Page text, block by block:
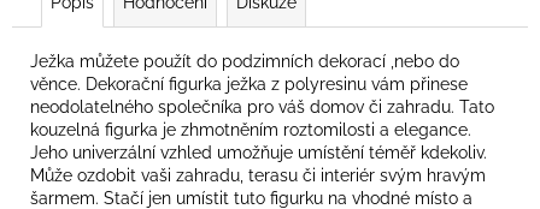
Ježka můžete použít do podzimních dekorací ,nebo do
věnce. Dekorační figurka ježka z polyresinu vám přinese
neodolatelného společníka pro váš domov či zahradu. Tato
kouzelná figurka je zhmotněním roztomilosti a elegance.
Jeho univerzální vzhled umožňuje umístění téměř kdekoliv.
Může ozdobit vaši zahradu, terasu či interiér svým hravým
šarmem. Stačí jen umístit tuto figurku na vhodné místo a